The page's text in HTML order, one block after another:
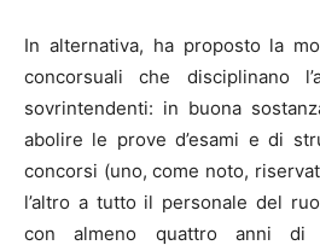
In alternativa, ha proposto la
concorsuali che disciplinano
sovrintendenti: in buona
abolire le prove d’esami e di
concorsi (uno, come noto,
l’altro a tutto il personale del
con almeno quattro anni di